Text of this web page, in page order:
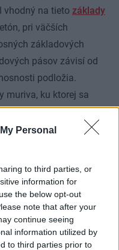
Personal
to third parties, or
information for
the below opt-out
note that after your
continue seeing
information utilized by
to third parties prior to
vhodný na tieto základy
pri väčších
základových
pásov závisí od
podložia.
muriva, ku ktorej sa
strany (napríklad pri
pása pod